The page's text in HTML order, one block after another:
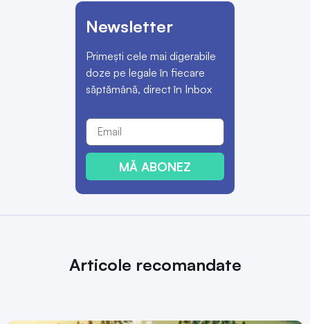
Newsletter
Primești cele mai digerabile
doze pe legale în fiecare
săptămână, direct în Inbox
MĂ ABONEZ
Articole recomandate